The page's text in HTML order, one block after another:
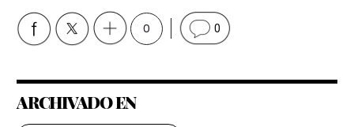
0 0
ARCHIVADO EN